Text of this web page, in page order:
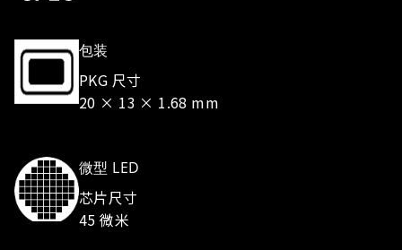
亮度
120 ℃, lout
83 cd/mm2
像素分配
256 × 64 px
16,384 px